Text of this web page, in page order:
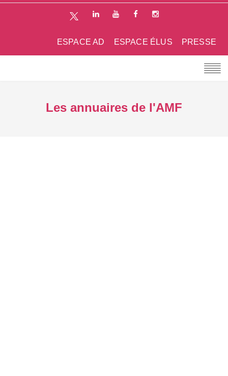
PRESSE
ESPACE ÉLUS
ESPACE AD
Les annuaires de l'AMF